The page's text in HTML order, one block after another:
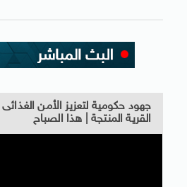
جهود حكومية لتعزيز الأمن
القرية المنتجة | هذا الصباح